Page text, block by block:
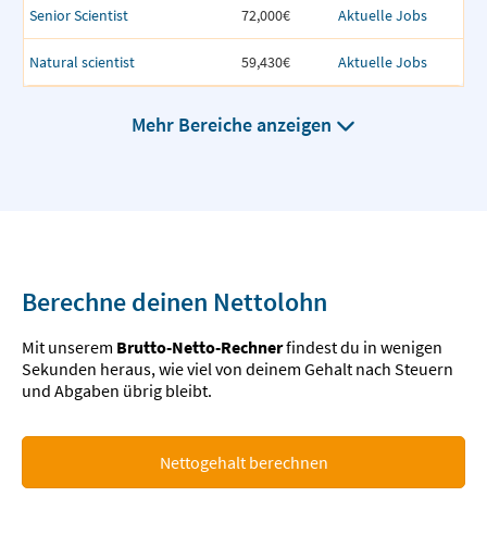
Senior Scientist 72,000€ Aktuelle Jobs
Natural scientist 59,430€ Aktuelle Jobs
Mehr Bereiche anzeigen
Berechne deinen Nettolohn
Mit unserem Brutto-Netto-Rechnerfindest du in wenigen
Sekunden heraus, wie viel von deinem Gehalt nach Steuern
und Abgaben übrig bleibt.
Nettogehalt berechnen